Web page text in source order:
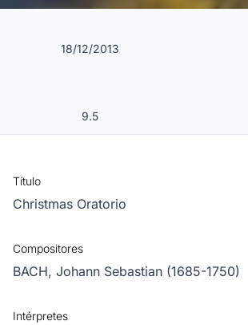
18/12/2013
9.5
Título
Christmas Oratorio
Compositores
BACH, Johann Sebastian (1685-1750)
Intérpretes